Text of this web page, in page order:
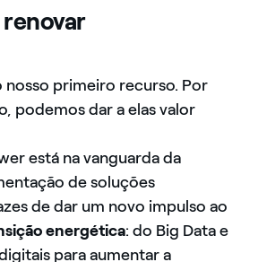
nosso primeiro recurso. Por
podemos dar a elas valor
está na vanguarda da
de soluções
de dar um novo impulso ao
energética: do Big Data e
para aumentar a